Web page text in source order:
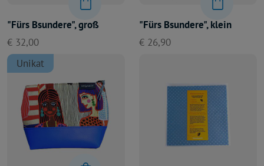
"Fürs Bsundere", groß
€ 32,00
"Fürs Bsundere", klein
€ 26,90
Unikat